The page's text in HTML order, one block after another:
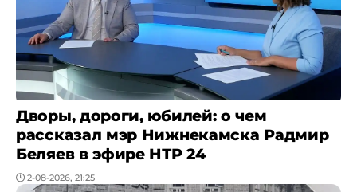
Дворы, дороги, юбилей: о чем
рассказал мэр Нижнекамска Радмир
Беляев в эфире НТР 24
2-08-2026, 21:25